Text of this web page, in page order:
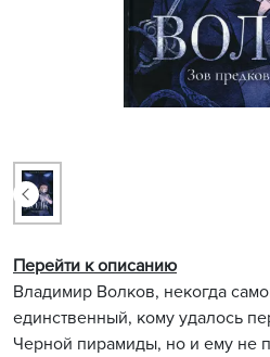
Владимир Волков, некогда
единственный, кому удалось
Черной пирамиды, но и ему не
Перейти к описанию